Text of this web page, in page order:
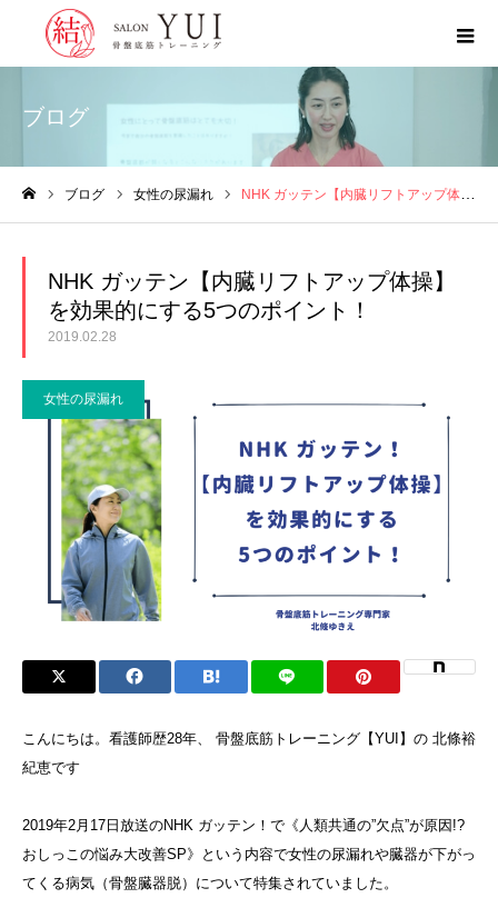
ブログ
ブログ 女性の尿漏れ NHK ガッテン【内臓リフトアップ体操】を効果的にする5つのポイント！
NHK ガッテン【内臓リフトアップ体操】
を効果的にする5つのポイント！
2019.02.28
女性の尿漏れ
こんにちは。看護師歴28年、 骨盤底筋トレーニング【YUI】の 北條裕
紀恵です
2019年2月17日放送のNHK ガッテン！で《人類共通の”欠点”が原因!?
おしっこの悩み大改善SP》という内容で女性の尿漏れや臓器が下がっ
てくる病気（骨盤臓器脱）について特集されていました。